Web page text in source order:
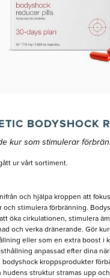
BODYSHOCK
kur som stimulerar
ur vårt sortiment.
och hjälpa kroppen att
och stimulera förbränning.
öka cirkulationen, stimulera
och verka dränerande. Gör
eller som en extra boost i
anpassad efter dina
bodyshock kroppsprodukter
hudens struktur stramas upp